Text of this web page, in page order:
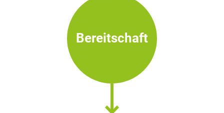
Bereitschaft